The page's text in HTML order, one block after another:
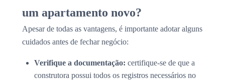
um apartamento novo?
Apesar de todas as vantagens, é importante adotar alguns
cuidados antes de fechar negócio:
Verifique a documentação: certifique-se de que a
construtora possui todos os registros necessários no